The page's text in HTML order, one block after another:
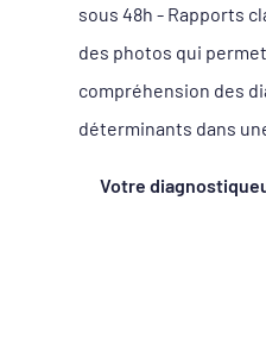
sous 48h - Rapports
des photos qui
compréhension des
déterminants dans
Votre